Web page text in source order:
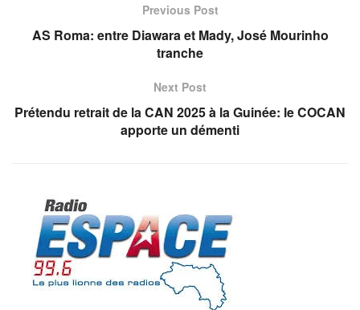
Previous Post
AS Roma: entre Diawara et Mady, José Mourinho
tranche
Next Post
Prétendu retrait de la CAN 2025 à la Guinée: le COCAN
apporte un démenti